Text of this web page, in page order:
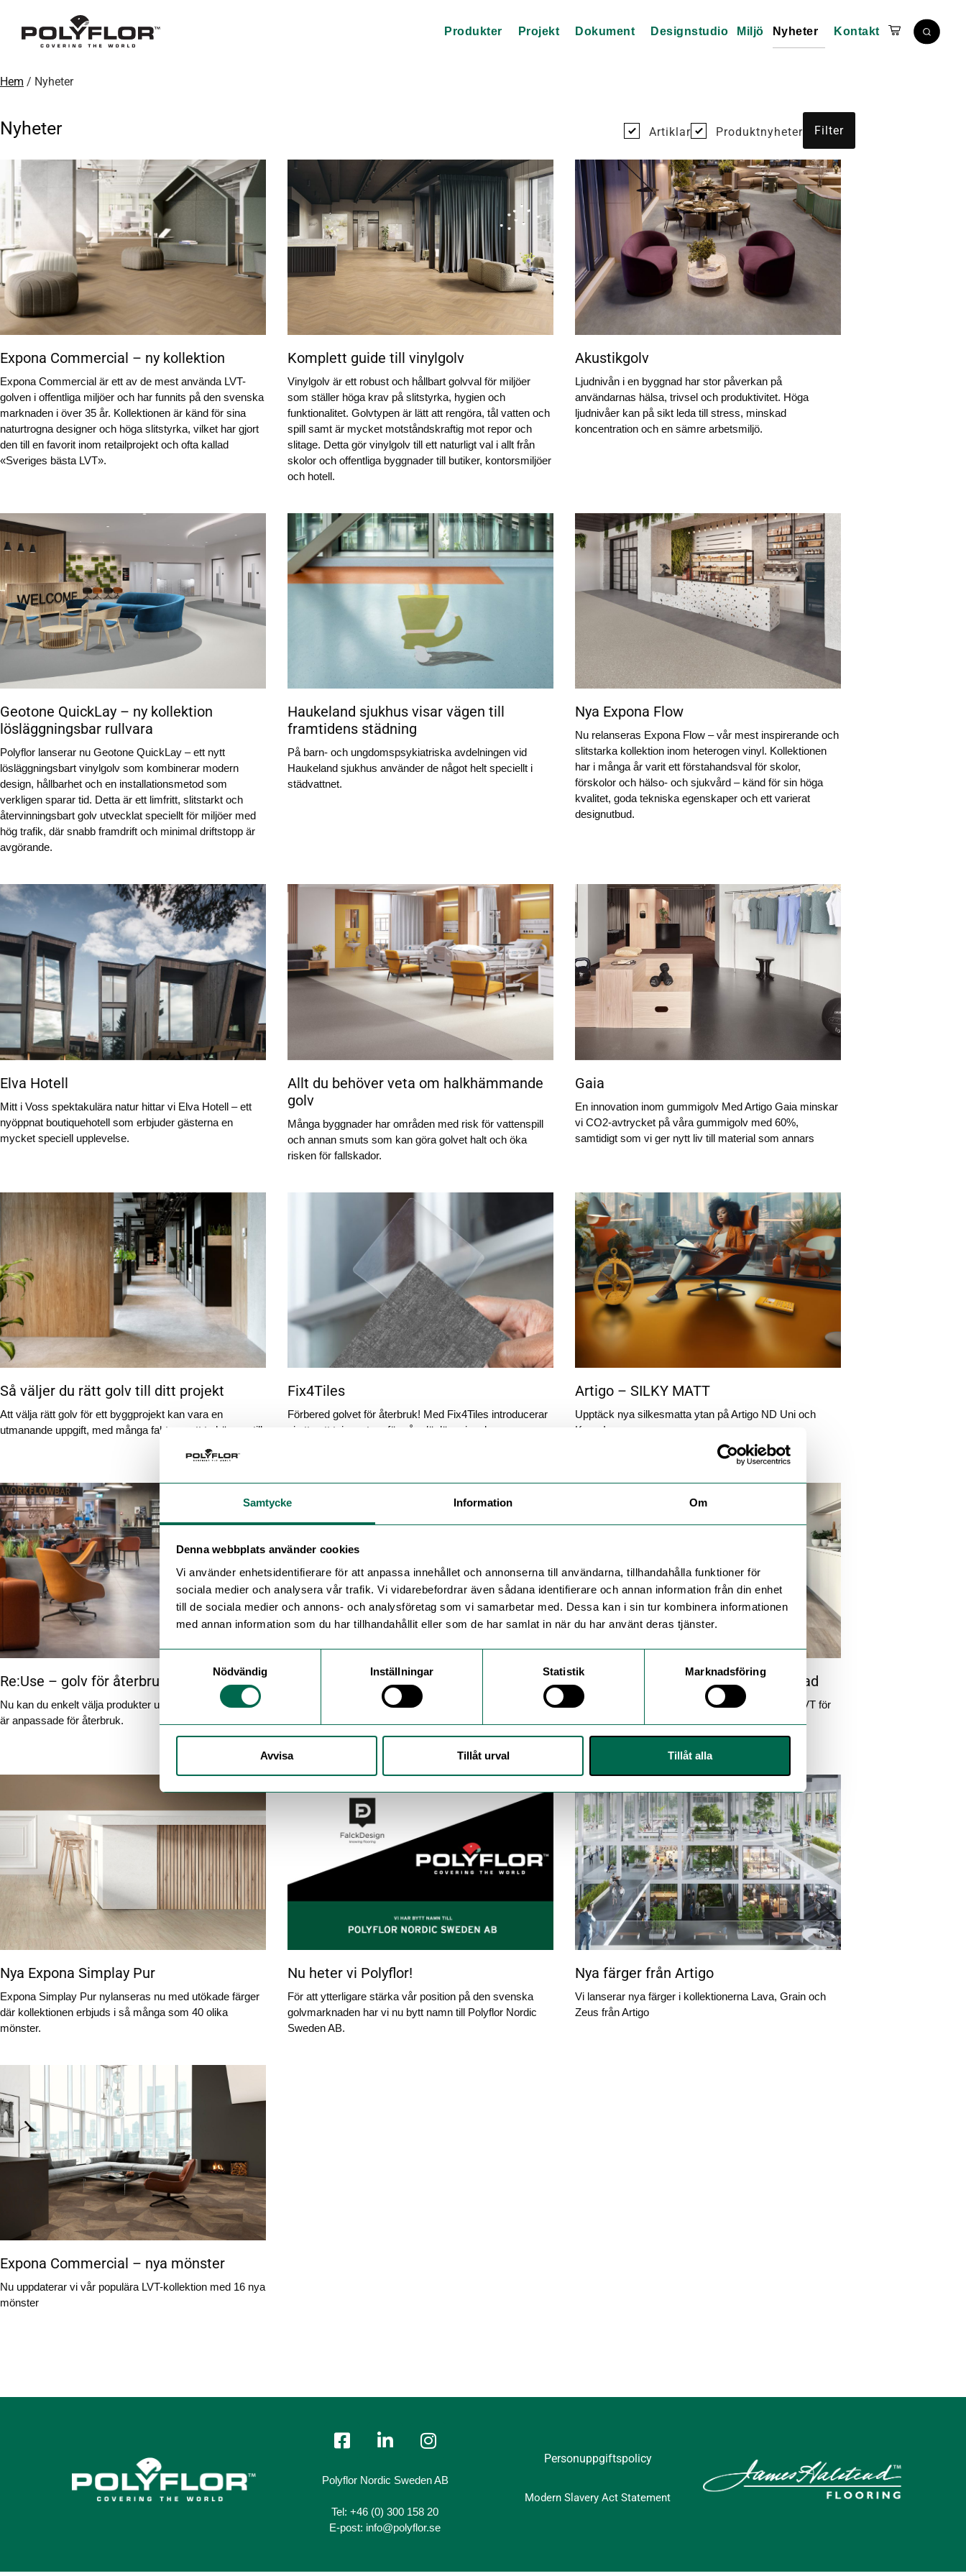
Samtycke Information Om
Denna webbplats använder cookies
Vi använder enhetsidentifierare för att anpassa innehållet och annonserna till användarna, tillhandahålla funktioner för
sociala medier och analysera vår trafik. Vi vidarebefordrar även sådana identifierare och annan information från din enhet
till de sociala medier och annons- och analysföretag som vi samarbetar med. Dessa kan i sin tur kombinera informationen
med annan information som du har tillhandahållit eller som de har samlat in när du har använt deras tjänster.
Samtyckesval
Nödvändig
Inställningar Statistik Marknadsföring
Avvisa Tillåt urval Tillåt alla
Produkter Projekt Dokument Designstudio Miljö Nyheter Kontakt
Hem / Nyheter
Nyheter Artiklar Produktnyheter
Expona Commercial – ny kollektion
Expona Commercial är ett av de mest använda LVT-
golven i offentliga miljöer och har funnits på den svenska
marknaden i över 35 år. Kollektionen är känd för sina
naturtrogna designer och höga slitstyrka, vilket har gjort
den till en favorit inom retailprojekt och ofta kallad
«Sveriges bästa LVT».
Komplett guide till vinylgolv
Vinylgolv är ett robust och hållbart golvval för miljöer
som ställer höga krav på slitstyrka, hygien och
funktionalitet. Golvtypen är lätt att rengöra, tål vatten och
spill samt är mycket motståndskraftig mot repor och
slitage. Detta gör vinylgolv till ett naturligt val i allt från
skolor och offentliga byggnader till butiker, kontorsmiljöer
och hotell.
Akustikgolv
Ljudnivån i en byggnad har stor påverkan på
användarnas hälsa, trivsel och produktivitet. Höga
ljudnivåer kan på sikt leda till stress, minskad
koncentration och en sämre arbetsmiljö.
Geotone QuickLay – ny kollektion
lösläggningsbar rullvara
Polyflor lanserar nu Geotone QuickLay – ett nytt
lösläggningsbart vinylgolv som kombinerar modern
design, hållbarhet och en installationsmetod som
verkligen sparar tid. Detta är ett limfritt, slitstarkt och
återvinningsbart golv utvecklat speciellt för miljöer med
hög trafik, där snabb framdrift och minimal driftstopp är
avgörande.
Haukeland sjukhus visar vägen till
framtidens städning
På barn- och ungdomspsykiatriska avdelningen vid
Haukeland sjukhus använder de något helt speciellt i
städvattnet.
Nya Expona Flow
Nu relanseras Expona Flow – vår mest inspirerande och
slitstarka kollektion inom heterogen vinyl. Kollektionen
har i många år varit ett förstahandsval för skolor,
förskolor och hälso- och sjukvård – känd för sin höga
kvalitet, goda tekniska egenskaper och ett varierat
designutbud.
Elva Hotell
Mitt i Voss spektakulära natur hittar vi Elva Hotell – ett
nyöppnat boutiquehotell som erbjuder gästerna en
mycket speciell upplevelse.
Allt du behöver veta om halkhämmande
golv
Många byggnader har områden med risk för vattenspill
och annan smuts som kan göra golvet halt och öka
risken för fallskador.
Gaia
En innovation inom gummigolv Med Artigo Gaia minskar
vi CO2-avtrycket på våra gummigolv med 60%,
samtidigt som vi ger nytt liv till material som annars
Så väljer du rätt golv till ditt projekt
Att välja rätt golv för ett byggprojekt kan vara en
utmanande uppgift, med många faktorer att ta hänsyn till.
Fix4Tiles
Förbered golvet för återbruk! Med Fix4Tiles introducerar
vi ett nytt tejpsystem för våra lösläggningsbara
Artigo – SILKY MATT
Upptäck nya silkesmatta ytan på Artigo ND Uni och
Kayar!
Re:Use – golv för återbruk
Nu kan du enkelt välja produkter ur vårt sortiment som
är anpassade för återbruk.
Minimera stilleståndstid och slutkostnad
med våra FastLay Products
Polyflor Nordic lanserar en ny produktkategori, FastLay
Products!
Expona Living Clic – ny LVT för bostad
Expona Living Clic är en helt ny kollektion klick-LVT för
Nya Expona Simplay Pur
Expona Simplay Pur nylanseras nu med utökade färger
där kollektionen erbjuds i så många som 40 olika
mönster.
Nu heter vi Polyflor!
För att ytterligare stärka vår position på den svenska
golvmarknaden har vi nu bytt namn till Polyflor Nordic
Sweden AB.
Nya färger från Artigo
Vi lanserar nya färger i kollektionerna Lava, Grain och
Zeus från Artigo
Expona Commercial – nya mönster
Nu uppdaterar vi vår populära LVT-kollektion med 16 nya
mönster
Polyflor Nordic Sweden AB
Tel:+46 (0) 300 158 20
E-post: info@polyflor.se
Personuppgiftspolicy
Modern Slavery Act Statement